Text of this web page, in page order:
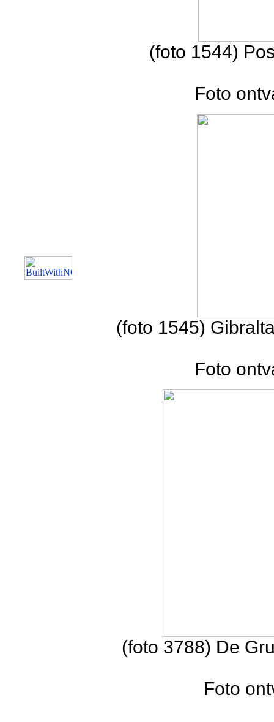
(foto 1544)
Foto
(foto 1545)
Foto
(foto 3788) De
Foto